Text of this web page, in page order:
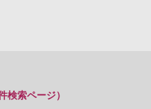
索ページ）